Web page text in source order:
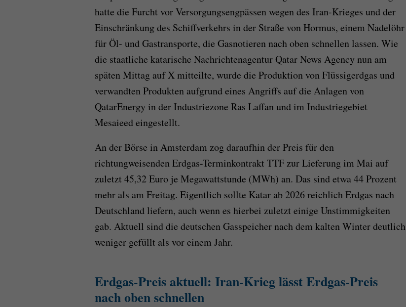
hatte die Furcht vor Versorgungsengpässen wegen des Iran-Krieges und der
Einschränkung des Schiffverkehrs in der Straße von Hormus, einem Nadelöhr
für Öl- und Gastransporte, die Gasnotieren nach oben schnellen lassen. Wie
die staatliche katarische Nachrichtenagentur Qatar News Agency nun am
späten Mittag auf X mitteilte, wurde die Produktion von Flüssigerdgas und
verwandten Produkten aufgrund eines Angriffs auf die Anlagen von
QatarEnergy in der Industriezone Ras Laffan und im Industriegebiet
Mesaieed eingestellt.
An der Börse in Amsterdam zog daraufhin der Preis für den
richtungweisenden Erdgas-Terminkontrakt TTF zur Lieferung im Mai auf
zuletzt 45,32 Euro je Megawattstunde (MWh) an. Das sind etwa 44 Prozent
mehr als am Freitag. Eigentlich sollte Katar ab 2026 reichlich Erdgas nach
Deutschland liefern, auch wenn es hierbei zuletzt einige Unstimmigkeiten
gab. Aktuell sind die deutschen Gasspeicher nach dem kalten Winter deutlich
weniger gefüllt als vor einem Jahr.
Erdgas-Preis aktuell: Iran-Krieg lässt Erdgas-Preis
nach oben schnellen